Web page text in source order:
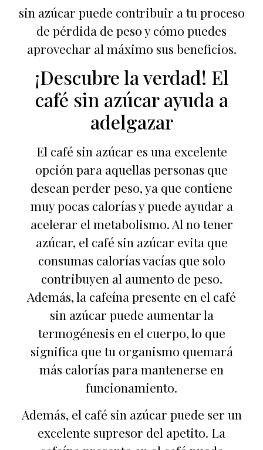
sin azúcar puede contribuir a tu proceso
de pérdida de peso y cómo puedes
aprovechar al máximo sus beneficios.
¡Descubre la verdad! El
café sin azúcar ayuda a
adelgazar
El café sin azúcar es una excelente
opción para aquellas personas que
desean perder peso, ya que contiene
muy pocas calorías y puede ayudar a
acelerar el metabolismo. Al no tener
azúcar, el café sin azúcar evita que
consumas calorías vacías que solo
contribuyen al aumento de peso.
Además, la cafeína presente en el café
sin azúcar puede aumentar la
termogénesis en el cuerpo, lo que
significa que tu organismo quemará
más calorías para mantenerse en
funcionamiento.
Además, el café sin azúcar puede ser un
excelente supresor del apetito. La